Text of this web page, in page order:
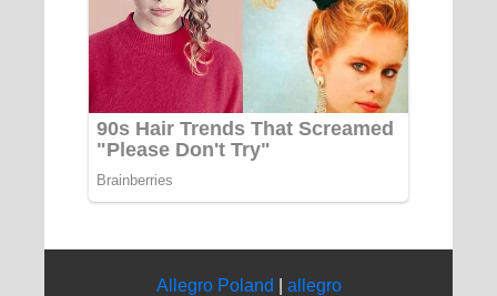
Allegro Poland allegro